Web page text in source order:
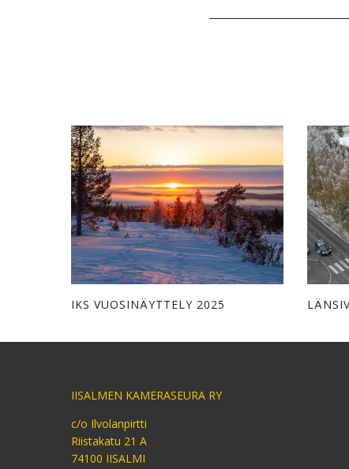
IKS VUOSINÄYTTELY 2025
IISALMEN KAMERASEURA RY
c/o Ilvolanpirtti
Riistakatu 21 A
74100 IISALMI